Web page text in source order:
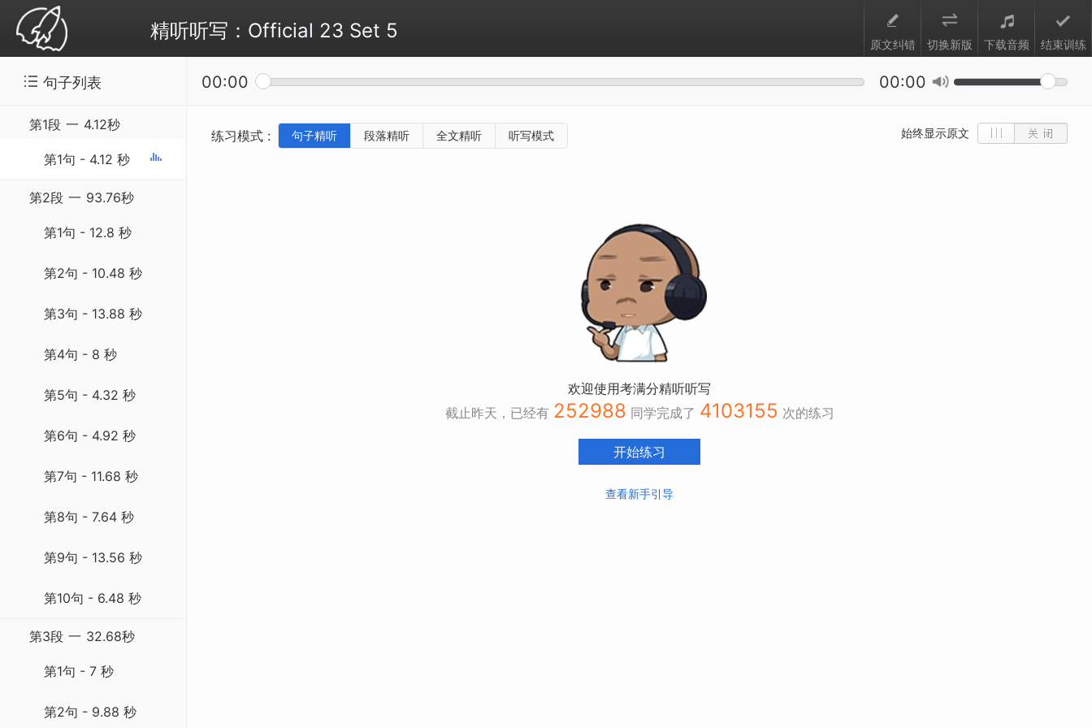
精听听写：Official 23 Set 5
原文纠错 切换新版 下载音频 结束训练
句子列表 00:00 00:00
第1段 一 4.12秒
第1句 - 4.12 秒
第2段 一 93.76秒
第1句 - 12.8 秒
第2句 - 10.48 秒
第3句 - 13.88 秒
第4句 - 8 秒
第5句 - 4.32 秒
第6句 - 4.92 秒
第7句 - 11.68 秒
第8句 - 7.64 秒
第9句 - 13.56 秒
第10句 - 6.48 秒
第3段 一 32.68秒
第1句 - 7 秒
第2句 - 9.88 秒
始终显示原文
练习模式 : 句子精听 段落精听 全文精听 听写模式
欢迎使用考满分精听听写
截止昨天，已经有 252988 同学完成了 4103155 次的练习
开始练习
查看新手引导